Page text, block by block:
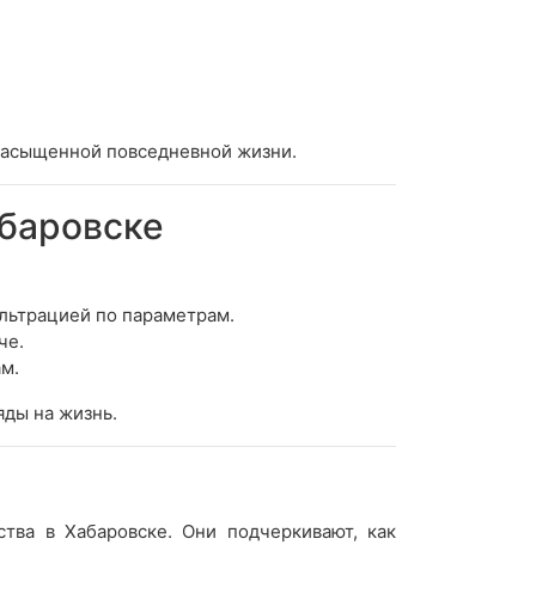
повседневной жизни.
по параметрам.
на жизнь.
в Хабаровске. Они подчеркивают, как